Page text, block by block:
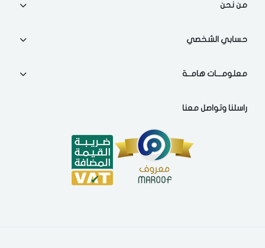
من نحن
حسابي الشخصي
معلومـــات هامــة
راسلنا وتواصل معنا